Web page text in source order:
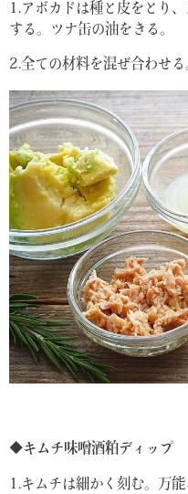
1.アボカドは種と皮をとり
する。ツナ缶の油をきる。
2.全ての材料を混ぜ合わせる
◆キムチ味噌酒粕ディップ
1.キムチは細かく刻む。万能